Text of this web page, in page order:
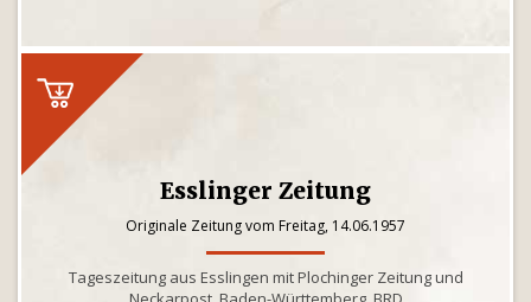
Esslinger Zeitung
Originale Zeitung vom Freitag, 14.06.1957
Tageszeitung aus Esslingen mit Plochinger Zeitung und